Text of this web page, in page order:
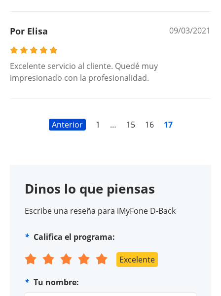
Por Elisa 09/03/2021
Excelente servicio al cliente. Quedé muy
impresionado con la profesionalidad.
Anterior 1 … 15 16 17
Dinos lo que piensas
Escribe una reseña para iMyFone D-Back
* Califica el programa:
Excelente
* Tu nombre: